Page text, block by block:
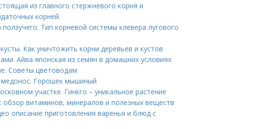
из главного стержневого корня и
корней.
Тип корневой системы клевера лугового
Как уничтожить корни деревьев и кустов
Айва японская из семян в домашних условиях
Советы цветоводам
Горошек мышиный
участке. Гинкго – уникальное растение
витаминов, минералов и полезных веществ
описание приготовления варенья и блюд с